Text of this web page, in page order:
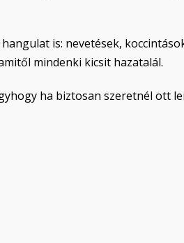
is: nevetések,
mindenki kicsit hazatalál.
ha biztosan szeretnél ott